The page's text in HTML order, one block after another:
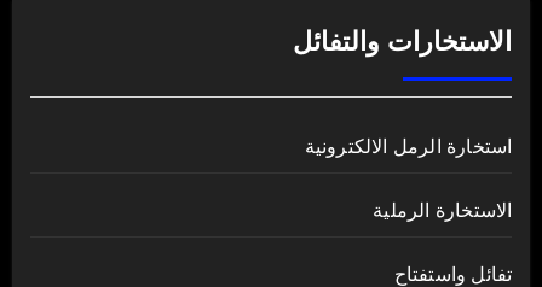
الاستخارات والتفائل
استخارة الرمل الالكترونية
الاستخارة الرملية
تفائل واستفتاح